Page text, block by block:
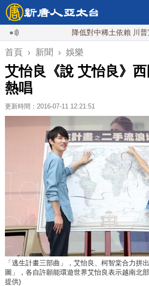
降低對中稀土依賴 川普宣布礦業
首頁 › 新聞 › 娛樂
艾怡良《說 艾怡良》
熱唱
更新時間：2016-07-11 12:21:51
「逃生計畫三部曲」，艾怡良、柯智棠合力拼
圖」，各自許願能環遊世界艾怡良表示越南北
提供)